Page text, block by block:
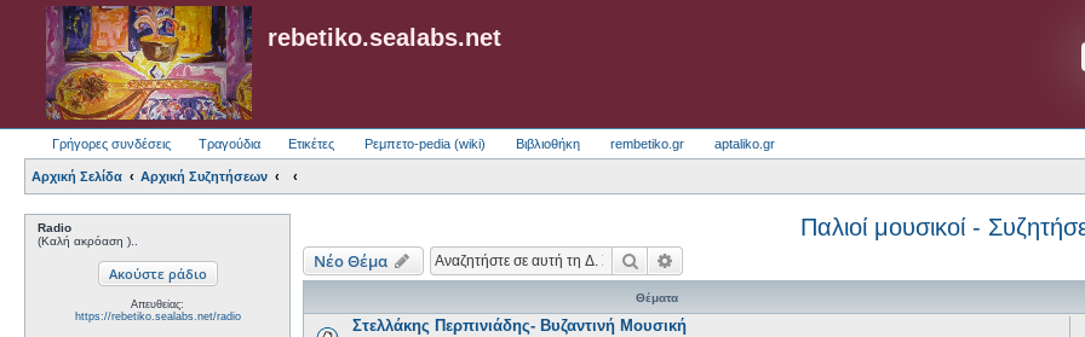
rebetiko.sealabs.net
Γρήγορες συνδέσεις Τραγούδια Ετικέτες Ρεμπετο-pedia (wiki) Βιβλιοθήκη rembetiko.gr aptaliko.gr
Αρχική Σελίδα Αρχική Συζητήσεων
Radio
(Καλή ακρόαση )..
Απευθείας:
https://rebetiko.sealabs.net/radio
Παλιοί μουσικοί -
Νέο Θέμα Αναζήτηση
Θέματα
Στελλάκης Περπινιάδης- Βυζαντινή Μουσική